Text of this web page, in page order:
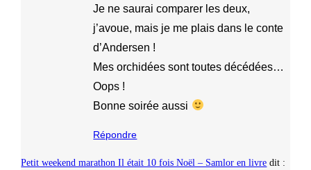
Je ne saurai comparer les deux,
j’avoue, mais je me plais dans le conte
d’Andersen !
Mes orchidées sont toutes décédées…
Oops !
Bonne soirée aussi
Répondre
Petit weekend marathon Il était 10 fois Noël – Samlor en livre dit :